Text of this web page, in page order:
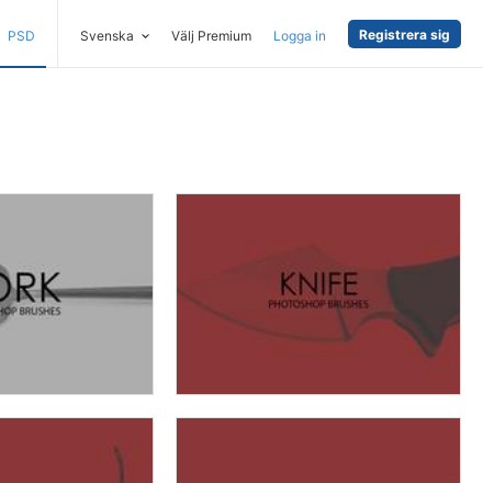
PSD Svenska Välj Premium Logga in Registrera sig